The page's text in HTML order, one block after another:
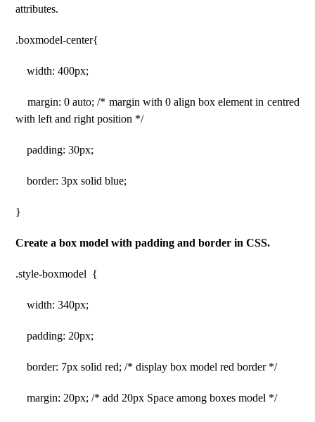
attributes.
.boxmodel-center{
width: 400px;
margin: 0 auto; /* margin with 0 align box element in centred
with left and right position */
padding: 30px;
border: 3px solid blue;
}
Create a box model with padding and border in CSS.
.style-boxmodel {
width: 340px;
padding: 20px;
border: 7px solid red; /* display box model red border */
margin: 20px; /* add 20px Space among boxes model */